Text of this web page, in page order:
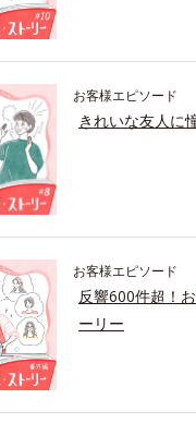
お客様エピソード
きれいな友人に
お客様エピソード
反響600件超！
ーリー